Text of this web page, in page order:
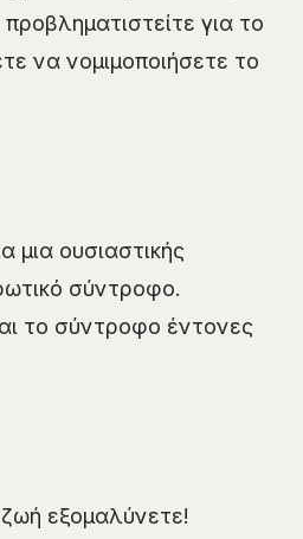
για το
να νομιμοποιήσετε το
μια ουσιαστικής
σύντροφο.
το σύντροφο έντονες
εξομαλύνετε!